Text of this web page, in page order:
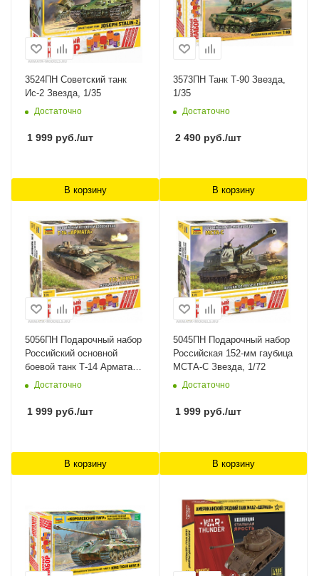
3524ПН Советский танк
Ис-2 Звезда, 1/35
Достаточно
1 999 руб./шт
В корзину
3573ПН Танк Т-90 Звезда,
1/35
Достаточно
2 490 руб./шт
В корзину
5056ПН Подарочный набор
Российский основной
боевой танк Т-14 Армата
Звезда, 1/72
Достаточно
1 999 руб./шт
В корзину
5045ПН Подарочный набор
Российская 152-мм гаубица
МСТА-С Звезда, 1/72
Достаточно
1 999 руб./шт
В корзину